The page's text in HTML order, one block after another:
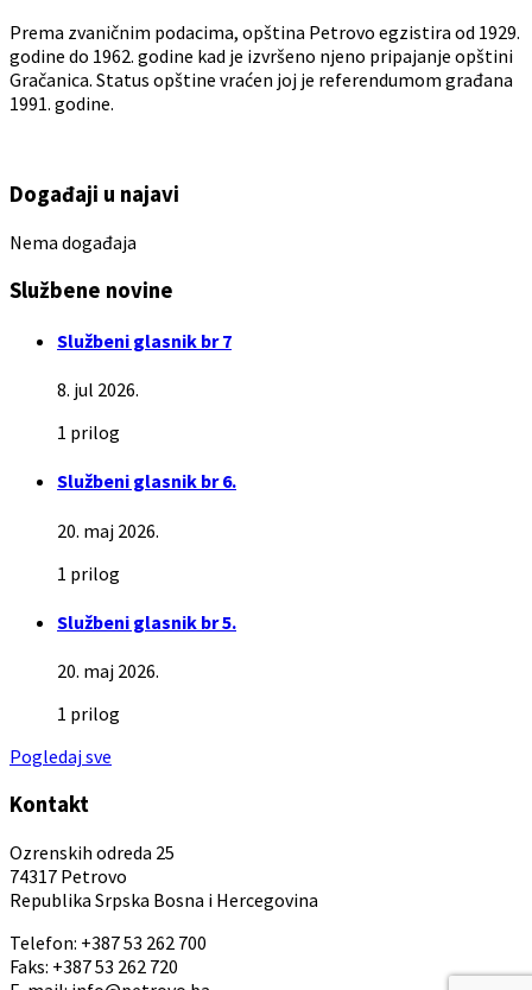
Prema zvaničnim podacima, opština Petrovo egzistira od 1929.
godine do 1962. godine kad je izvršeno njeno pripajanje opštini
Gračanica. Status opštine vraćen joj je referendumom građana
1991. godine.
Događaji u najavi
Nema događaja
Službene novine
Službeni glasnik br 7
8. jul 2026.
1 prilog
Službeni glasnik br 6.
20. maj 2026.
1 prilog
Službeni glasnik br 5.
20. maj 2026.
1 prilog
Pogledaj sve
Kontakt
Ozrenskih odreda 25
74317 Petrovo
Republika Srpska Bosna i Hercegovina
Telefon: +387 53 262 700
Faks: +387 53 262 720